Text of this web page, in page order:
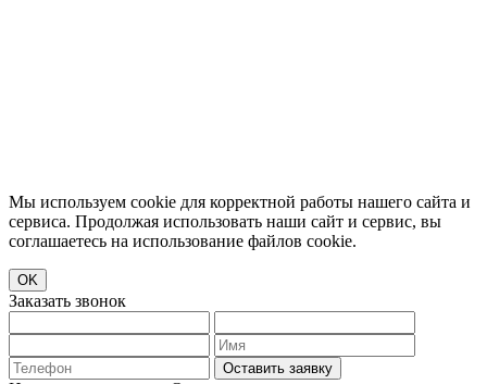
Мы используем cookie для корректной работы нашего сайта и
сервиса. Продолжая использовать наши сайт и сервис, вы
соглашаетесь на использование файлов cookie.
OK
Заказать звонок
Оставить заявку